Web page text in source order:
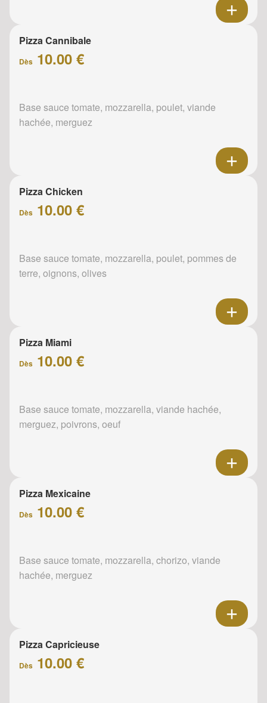
Pizza Cannibale
Dès 10.00 €
Base sauce tomate, mozzarella, poulet, viande
hachée, merguez
Pizza Chicken
Dès 10.00 €
Base sauce tomate, mozzarella, poulet, pommes de
terre, oignons, olives
Pizza Miami
Dès 10.00 €
Base sauce tomate, mozzarella, viande hachée,
merguez, poivrons, oeuf
Pizza Mexicaine
Dès 10.00 €
Base sauce tomate, mozzarella, chorizo, viande
hachée, merguez
Pizza Capricieuse
Dès 10.00 €